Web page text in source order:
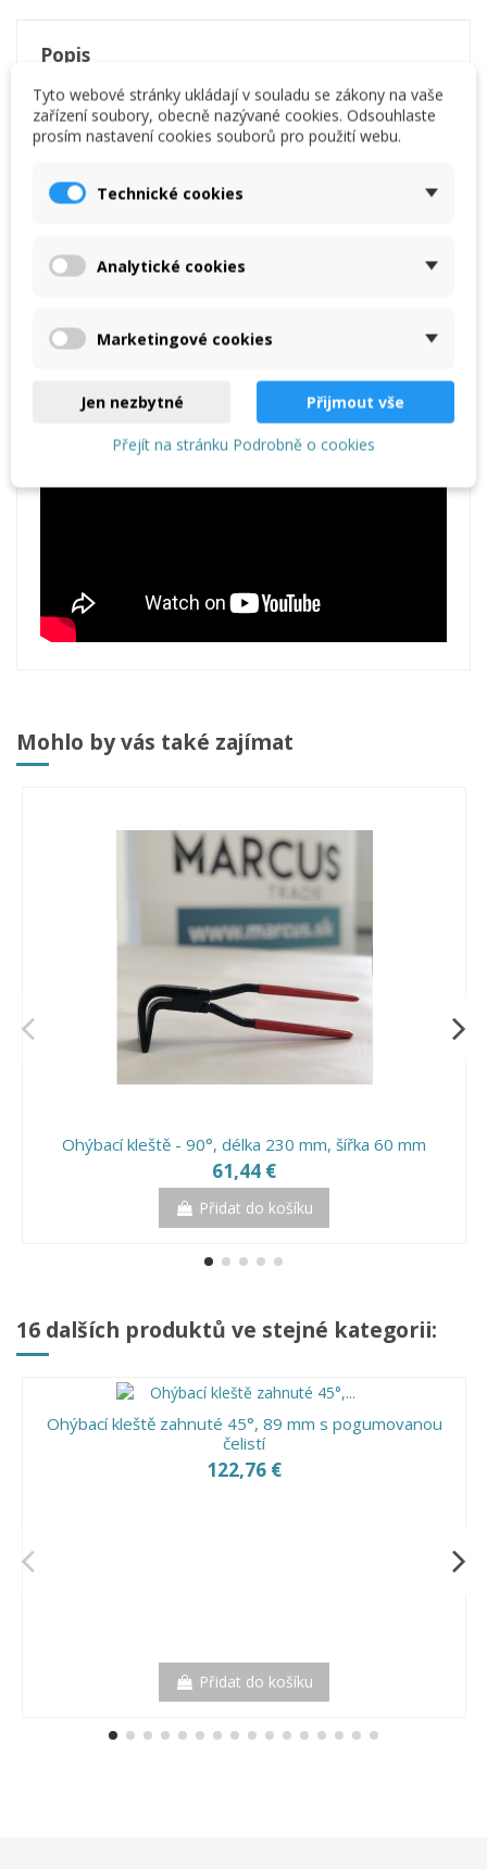
Popis
Klemiřske kleště zahnuté - 90°
šířka 18 mm
Délka čelistí: 50 mm
jako například otvor do kotlíku případné jiné ohyby
Podívejte si použítí na youtube
Mohlo by vás také zajímat
Ohýbací kleště - 90°, délka 230 mm, šířka 60 mm
61,44 €
Přidat do košíku
16 dalších produktů ve stejné kategorii:
Ohýbací kleště zahnuté 45°, 89 mm s pogumovanou
čelistí
122,76 €
Přidat do košíku
Tyto webové stránky ukládají v souladu se zákony na vaše
zařízení soubory, obecně nazývané cookies. Odsouhlaste
prosím nastavení cookies souborů pro použití webu.
Technické cookies
Analytické cookies
Marketingové cookies
Jen nezbytné Přijmout vše
Přejít na stránku Podrobně o cookies